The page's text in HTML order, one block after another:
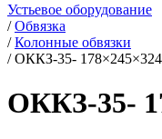
Устьевое оборудование
/Обвязка
/Колонные обвязки
/ОККЗ-35-
ОККЗ-35-